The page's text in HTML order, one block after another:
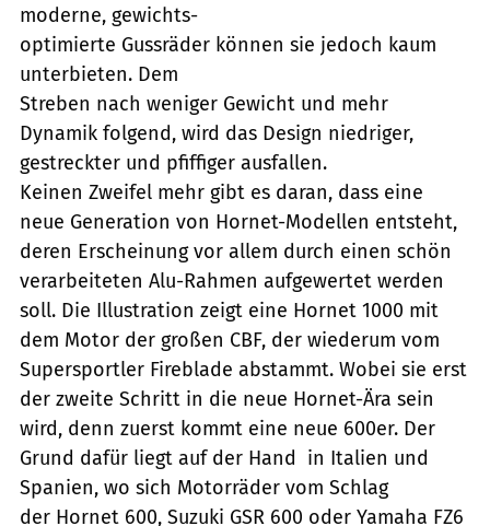
moderne, gewichts-
optimierte Gussräder können sie jedoch kaum
unterbieten. Dem
Streben nach weniger Gewicht und mehr
Dynamik folgend, wird das Design niedriger,
gestreckter und pfiffiger ausfallen.
Keinen Zweifel mehr gibt es daran, dass eine
neue Generation von Hornet-Modellen entsteht,
deren Erscheinung vor allem durch einen schön
verarbeiteten Alu-Rahmen aufgewertet werden
soll. Die Illustration zeigt eine Hornet 1000 mit
dem Motor der großen CBF, der wiederum vom
Supersportler Fireblade abstammt. Wobei sie erst
der zweite Schritt in die neue Hornet-Ära sein
wird, denn zuerst kommt eine neue 600er. Der
Grund dafür liegt auf der Hand  in Italien und
Spanien, wo sich Motorräder vom Schlag
der Hornet 600, Suzuki GSR 600 oder Yamaha FZ6